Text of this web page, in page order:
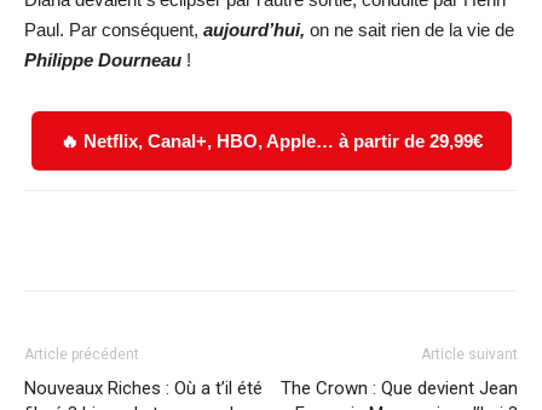
Paul. Par conséquent, aujourd’hui, on ne sait rien de la vie de
Philippe Dourneau !
🔥 Netflix, Canal+, HBO, Apple… à partir de 29,99€
Article précédent
Nouveaux Riches : Où a t’il été
Article suivant
The Crown : Que devient Jean